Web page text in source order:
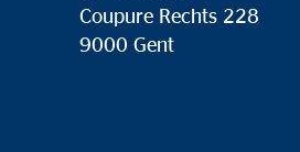
Coupure Rechts 228
9000 Gent